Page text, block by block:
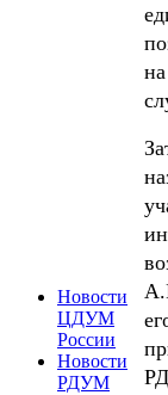
Новости
ЦДУМ
России
Новости
РДУМ